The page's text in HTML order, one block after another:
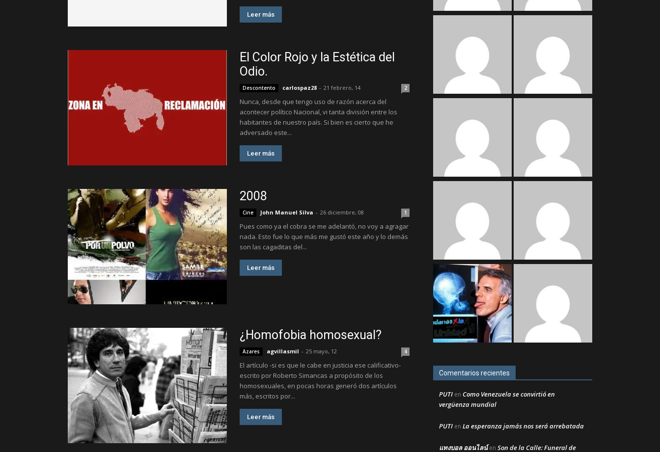
Leer más
El Color Rojo y la Estética del
Odio.
Descontento carlospaz28 - 21 febrero, 14 2
Nunca, desde que tengo uso de razón acerca del
acontecer político Nacional, vi tanta división entre los
habitantes de nuestro país. Si bien es cierto que he
adversado este...
Leer más
2008
Cine John Manuel Silva - 26 diciembre, 08 1
Pues como ya el cobra se me adelantó, no voy a agragar
nada. Esto fue lo que más me gustó este año y lo demás
son las cagaditas del...
Leer más
¿Homofobia homosexual?
Azares agvillasmil - 25 mayo, 12 4
El artículo -si es que le cabe en justicia ese calificativo-
escrito por Roberto Simancas a propósito de los
homosexuales, en pocas horas generó dos artículos
más, escritos por...
Leer más
Comentarios recientes
PUTI en Como Venezuela se convirtió en
vergüenza mundial
PUTI en La esperanza jamás nos será arrebatada
แทงบอล ออนไลน์en Son de la Calle: Funeral de